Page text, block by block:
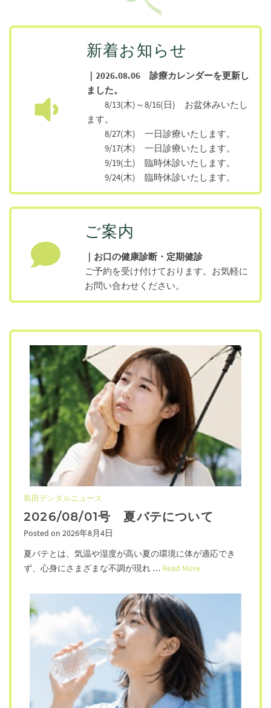
新着お知らせ
｜2026.08.06 診療カレンダーを更新し
ました。
8/13(木)～8/16(日) お盆休みいたし
ます。
8/27(木) 一日診療いたします。
9/17(木) 一日診療いたします。
9/19(土) 臨時休診いたします。
9/24(木) 臨時休診いたします。
ご案内
｜お口の健康診断・定期健診
ご予約を受け付けております。お気軽に
お問い合わせください。
島田デンタルニュース
2026/08/01号 夏バテについて
Posted on 2026年8月4日
夏バテとは、気温や湿度が高い夏の環境に体が適応でき
ず、心身にさまざまな不調が現れ … Read More